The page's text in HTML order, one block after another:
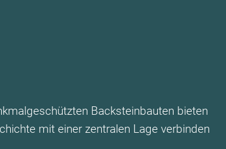
Backsteinbauten bieten
mit einer zentralen Lage verbinden